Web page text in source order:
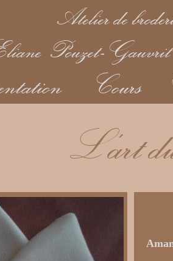
Atelier de
Pouzet-Gauvrit
Cours
L'art du